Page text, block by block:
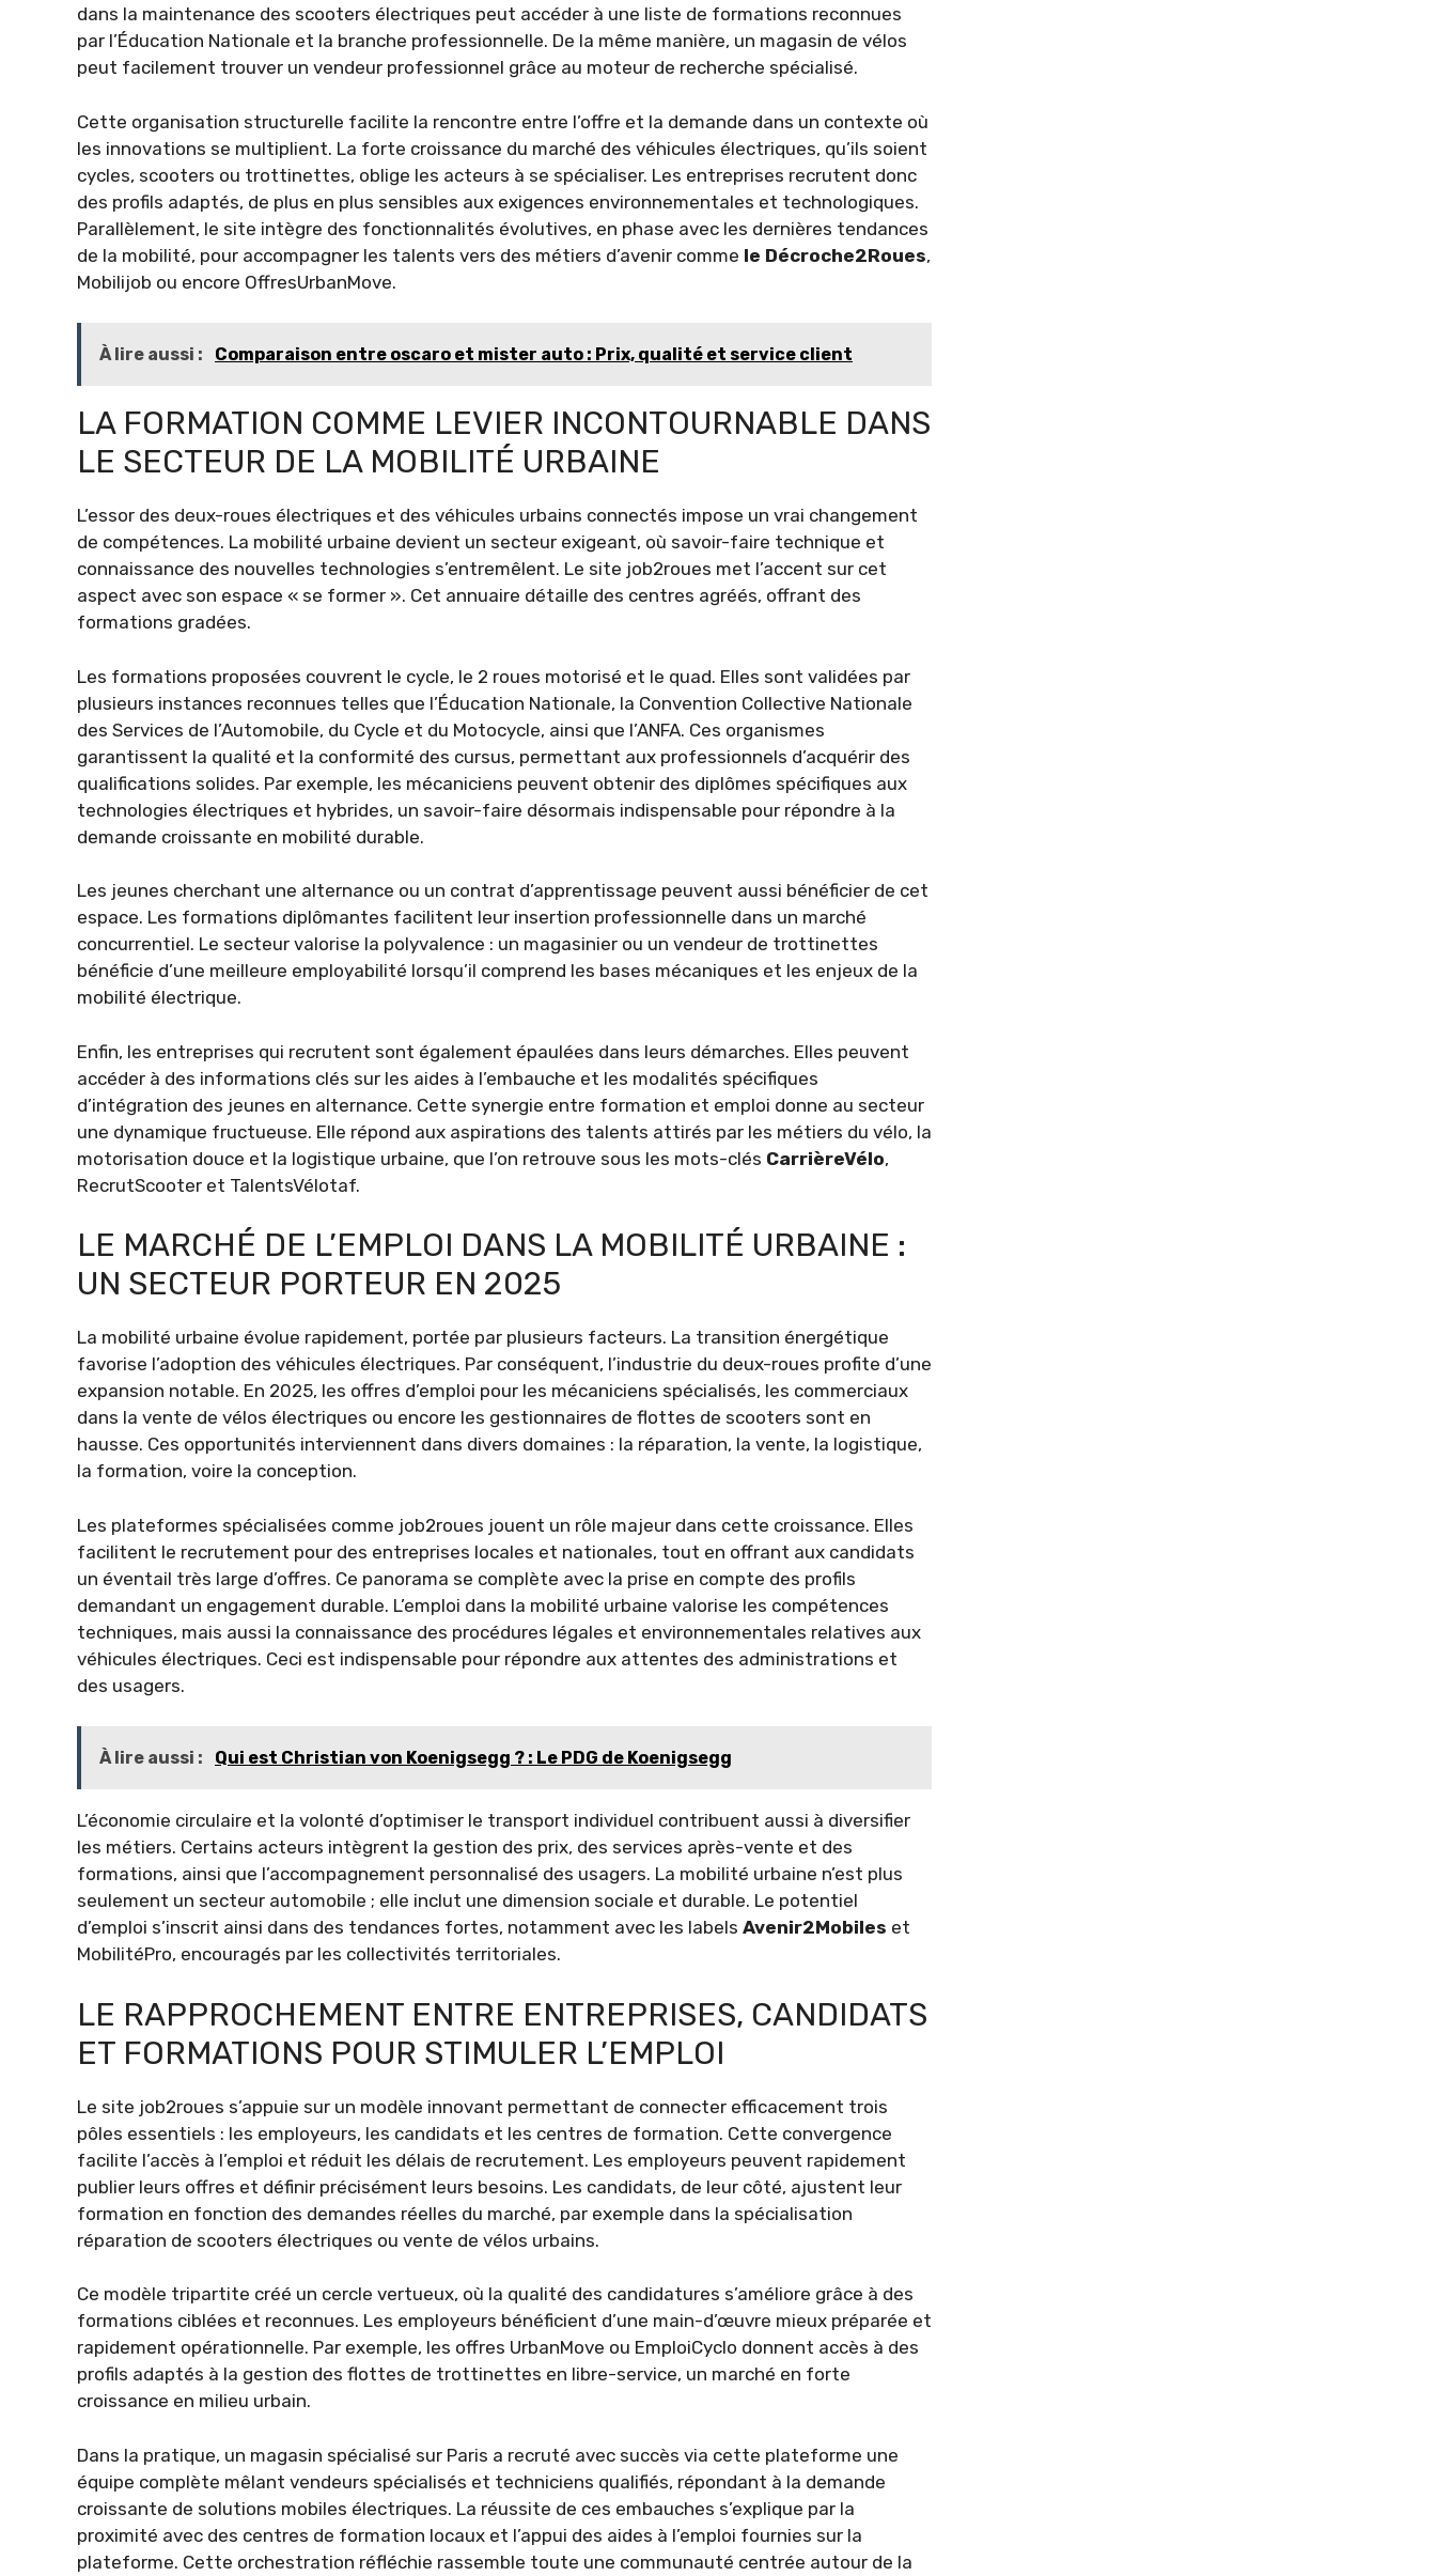
dans la maintenance des scooters électriques peut accéder à une liste de formations reconnues
par l’Éducation Nationale et la branche professionnelle. De la même manière, un magasin de vélos
peut facilement trouver un vendeur professionnel grâce au moteur de recherche spécialisé.
Cette organisation structurelle facilite la rencontre entre l’offre et la demande dans un contexte où
les innovations se multiplient. La forte croissance du marché des véhicules électriques, qu’ils soient
cycles, scooters ou trottinettes, oblige les acteurs à se spécialiser. Les entreprises recrutent donc
des profils adaptés, de plus en plus sensibles aux exigences environnementales et technologiques.
Parallèlement, le site intègre des fonctionnalités évolutives, en phase avec les dernières tendances
de la mobilité, pour accompagner les talents vers des métiers d’avenir comme le Décroche2Roues,
Mobilijob ou encore OffresUrbanMove.
À lire aussi : Comparaison entre oscaro et mister auto : Prix, qualité et service client
LA FORMATION COMME LEVIER INCONTOURNABLE DANS
LE SECTEUR DE LA MOBILITÉ URBAINE
L’essor des deux-roues électriques et des véhicules urbains connectés impose un vrai changement
de compétences. La mobilité urbaine devient un secteur exigeant, où savoir-faire technique et
connaissance des nouvelles technologies s’entremêlent. Le site job2roues met l’accent sur cet
aspect avec son espace « se former ». Cet annuaire détaille des centres agréés, offrant des
formations gradées.
Les formations proposées couvrent le cycle, le 2 roues motorisé et le quad. Elles sont validées par
plusieurs instances reconnues telles que l’Éducation Nationale, la Convention Collective Nationale
des Services de l’Automobile, du Cycle et du Motocycle, ainsi que l’ANFA. Ces organismes
garantissent la qualité et la conformité des cursus, permettant aux professionnels d’acquérir des
qualifications solides. Par exemple, les mécaniciens peuvent obtenir des diplômes spécifiques aux
technologies électriques et hybrides, un savoir-faire désormais indispensable pour répondre à la
demande croissante en mobilité durable.
Les jeunes cherchant une alternance ou un contrat d’apprentissage peuvent aussi bénéficier de cet
espace. Les formations diplômantes facilitent leur insertion professionnelle dans un marché
concurrentiel. Le secteur valorise la polyvalence : un magasinier ou un vendeur de trottinettes
bénéficie d’une meilleure employabilité lorsqu’il comprend les bases mécaniques et les enjeux de la
mobilité électrique.
Enfin, les entreprises qui recrutent sont également épaulées dans leurs démarches. Elles peuvent
accéder à des informations clés sur les aides à l’embauche et les modalités spécifiques
d’intégration des jeunes en alternance. Cette synergie entre formation et emploi donne au secteur
une dynamique fructueuse. Elle répond aux aspirations des talents attirés par les métiers du vélo, la
motorisation douce et la logistique urbaine, que l’on retrouve sous les mots-clés CarrièreVélo,
RecrutScooter et TalentsVélotaf.
LE MARCHÉ DE L’EMPLOI DANS LA MOBILITÉ URBAINE :
UN SECTEUR PORTEUR EN 2025
La mobilité urbaine évolue rapidement, portée par plusieurs facteurs. La transition énergétique
favorise l’adoption des véhicules électriques. Par conséquent, l’industrie du deux-roues profite d’une
expansion notable. En 2025, les offres d’emploi pour les mécaniciens spécialisés, les commerciaux
dans la vente de vélos électriques ou encore les gestionnaires de flottes de scooters sont en
hausse. Ces opportunités interviennent dans divers domaines : la réparation, la vente, la logistique,
la formation, voire la conception.
Les plateformes spécialisées comme job2roues jouent un rôle majeur dans cette croissance. Elles
facilitent le recrutement pour des entreprises locales et nationales, tout en offrant aux candidats
un éventail très large d’offres. Ce panorama se complète avec la prise en compte des profils
demandant un engagement durable. L’emploi dans la mobilité urbaine valorise les compétences
techniques, mais aussi la connaissance des procédures légales et environnementales relatives aux
véhicules électriques. Ceci est indispensable pour répondre aux attentes des administrations et
des usagers.
À lire aussi : Qui est Christian von Koenigsegg ? : Le PDG de Koenigsegg
L’économie circulaire et la volonté d’optimiser le transport individuel contribuent aussi à diversifier
les métiers. Certains acteurs intègrent la gestion des prix, des services après-vente et des
formations, ainsi que l’accompagnement personnalisé des usagers. La mobilité urbaine n’est plus
seulement un secteur automobile ; elle inclut une dimension sociale et durable. Le potentiel
d’emploi s’inscrit ainsi dans des tendances fortes, notamment avec les labels Avenir2Mobiles et
MobilitéPro, encouragés par les collectivités territoriales.
LE RAPPROCHEMENT ENTRE ENTREPRISES, CANDIDATS
ET FORMATIONS POUR STIMULER L’EMPLOI
Le site job2roues s’appuie sur un modèle innovant permettant de connecter efficacement trois
pôles essentiels : les employeurs, les candidats et les centres de formation. Cette convergence
facilite l’accès à l’emploi et réduit les délais de recrutement. Les employeurs peuvent rapidement
publier leurs offres et définir précisément leurs besoins. Les candidats, de leur côté, ajustent leur
formation en fonction des demandes réelles du marché, par exemple dans la spécialisation
réparation de scooters électriques ou vente de vélos urbains.
Ce modèle tripartite créé un cercle vertueux, où la qualité des candidatures s’améliore grâce à des
formations ciblées et reconnues. Les employeurs bénéficient d’une main-d’œuvre mieux préparée et
rapidement opérationnelle. Par exemple, les offres UrbanMove ou EmploiCyclo donnent accès à des
profils adaptés à la gestion des flottes de trottinettes en libre-service, un marché en forte
croissance en milieu urbain.
Dans la pratique, un magasin spécialisé sur Paris a recruté avec succès via cette plateforme une
équipe complète mêlant vendeurs spécialisés et techniciens qualifiés, répondant à la demande
croissante de solutions mobiles électriques. La réussite de ces embauches s’explique par la
proximité avec des centres de formation locaux et l’appui des aides à l’emploi fournies sur la
plateforme. Cette orchestration réfléchie rassemble toute une communauté centrée autour de la